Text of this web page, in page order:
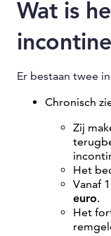
Wat is
Er bestaan twee
Chronisch
Zij
Het
Vanaf
euro.
Het